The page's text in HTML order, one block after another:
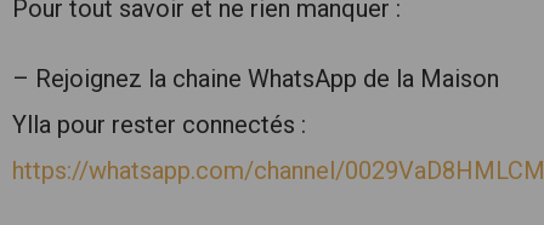
Pour tout savoir et ne rien manquer :
– Rejoignez la chaine WhatsApp de la Maison
Ylla pour rester connectés :
https://whatsapp.com/channel/